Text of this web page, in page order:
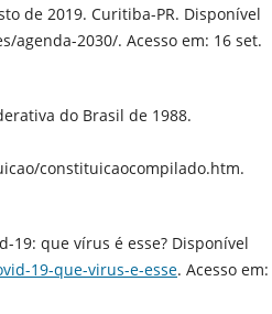
de 2019. Curitiba-PR. Disponível
agenda-2030/. Acesso em: 16 set.
do Brasil de 1988.
constituicaocompilado.htm.
19: que vírus é esse? Disponível
19-que-virus-e-esse. Acesso em: